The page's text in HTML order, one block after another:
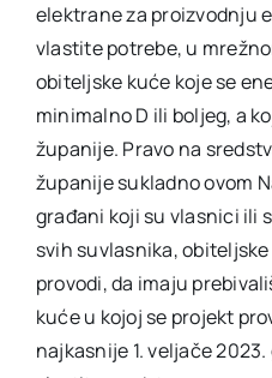
elektrane za proizvodnju
vlastite potrebe, u
obiteljske kuće koje se
minimalno D ili boljeg, a
županije. Pravo na
županije sukladno ovom
građani koji su vlasnici ili
svih suvlasnika,
provodi, da imaju
kuće u kojoj se projekt
najkasnije 1. veljače